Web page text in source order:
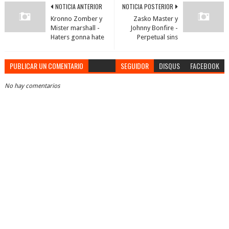
NOTICIA POSTERIOR
Zasko Master y
Johnny Bonfire -
Perpetual sins
NOTICIA ANTERIOR
Kronno Zomber y
Mister marshall -
Haters gonna hate
PUBLICAR UN COMENTARIO SEGUIDOR DISQUS FACEBOOK
No hay comentarios